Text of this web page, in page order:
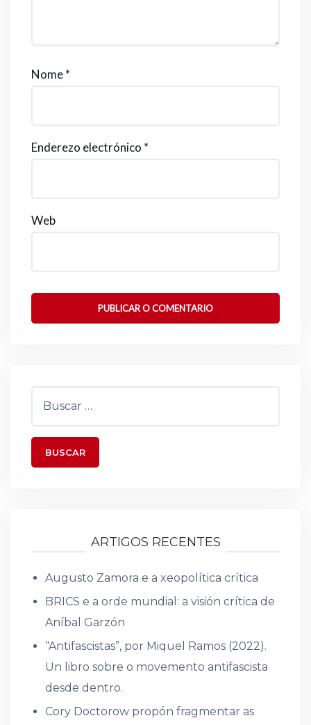
Nome*
Enderezo electrónico *
Web
ARTIGOS RECENTES
Augusto Zamora e a xeopolítica crítica
BRICS e a orde mundial: a visión crítica de
Aníbal Garzón
“Antifascistas”, por Miquel Ramos (2022).
Un libro sobre o movemento antifascista
desde dentro.
Cory Doctorow propón fragmentar as